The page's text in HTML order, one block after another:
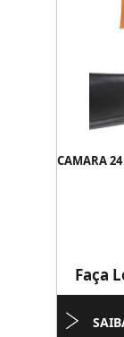
CAMARA
Faça